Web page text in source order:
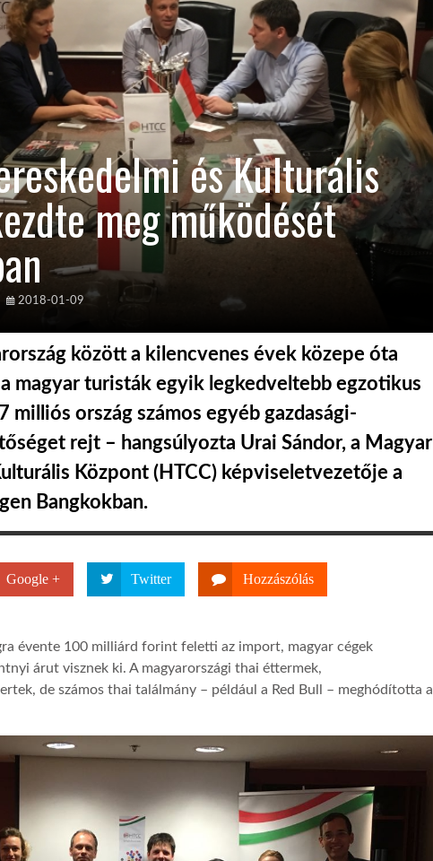
és Kulturális
meg működését
2018-01-09
között a kilencvenes évek közepe óta
magyar turisták egyik legkedveltebb egzotikus
milliós ország számos egyéb gazdasági-
rejt – hangsúlyozta Urai Sándor, a Magyar
Központ (HTCC) képviseletvezetője a
Bangkokban.
Google + Twitter Hozzászólás
évente 100 milliárd forint feletti az import, magyar cégek
árut visznek ki. A magyarországi thai éttermek,
de számos thai találmány – például a Red Bull – meghódította a